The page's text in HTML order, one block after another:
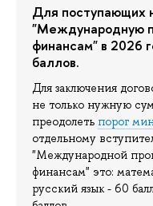
Для поступающих
"Международную
финансам" в 2026
баллов.
Для заключения
не только нужную
преодолеть порог
отдельному
"Международной
финансам" это:
русский язык - 60